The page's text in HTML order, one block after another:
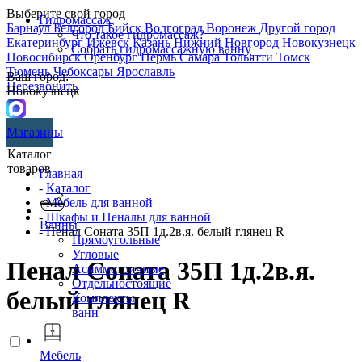
Выберите свой город
БарнаулБелгородБийск ВолгоградВоронеж Другой город
ЕкатеринбургИжевскКазаньНижний Новгород Новокузнецк
НовосибирскОренбургПермьСамараТольятти Томск
ТюменьЧебоксары Ярославль
Перезвонить
Гидромассаж
Что такое гидромассаж?
Собрать гидромассажную ванну
Ваш город:
Новокузнецк
Магазины
Каталог
товаров
Ванны
Прямоугольные
Угловые
Асимметричные
Отдельностоящие
Комплекты
ванн
Мебель
Главная
- Каталог
-Мебель для ванной
- Шкафы и Пеналы для ванной
- Пенал Соната 35П 1д.2в.я. белый глянец R
Пенал Соната 35П 1д.2в.я.
белый глянец R